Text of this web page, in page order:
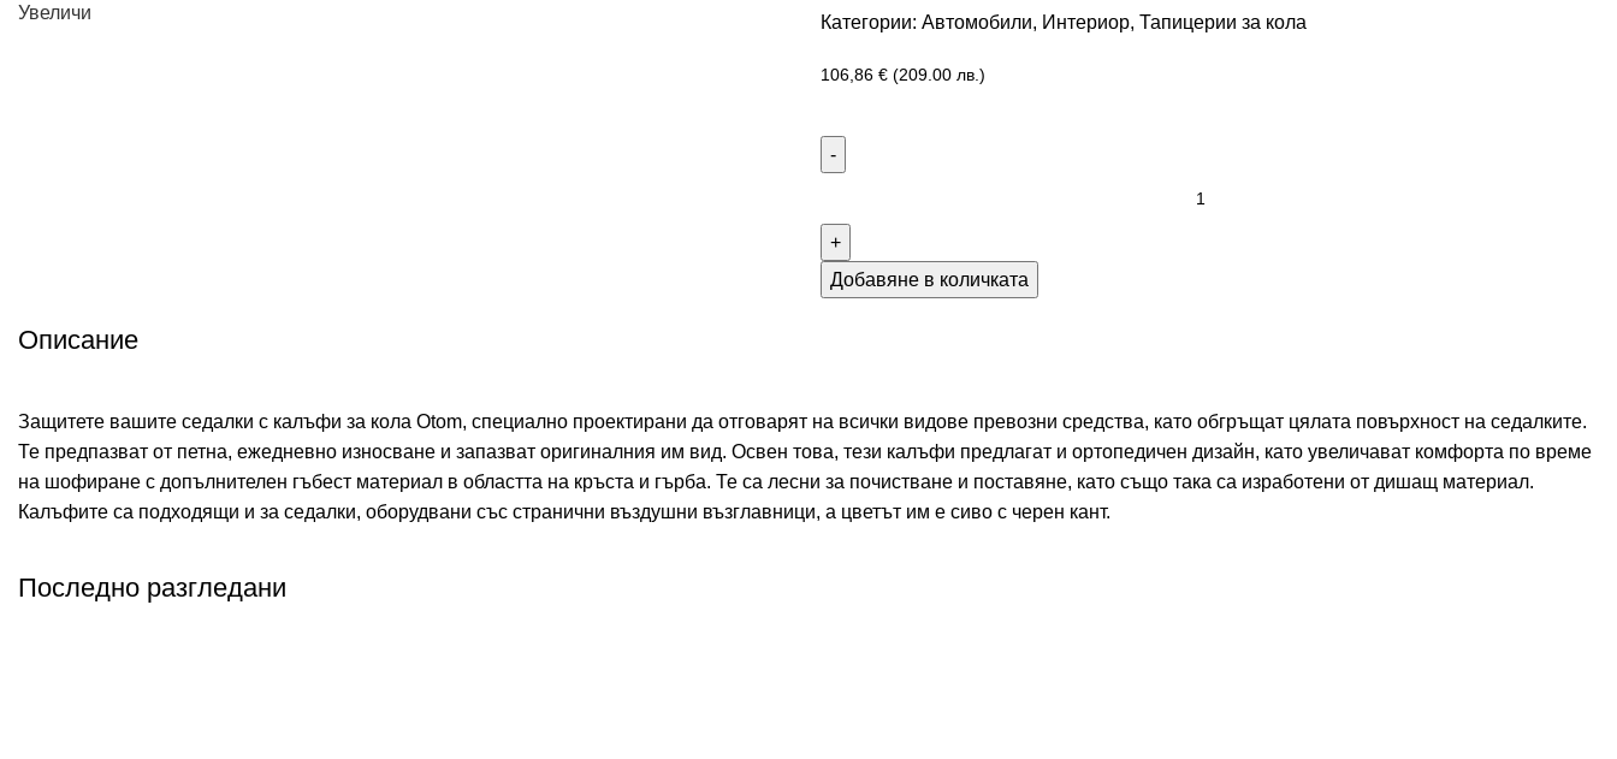
Увеличи Категории: Автомобили, Интериор, Тапицерии за кола
106,86 € (209.00 лв.)
Добавяне в количката
Описание
Защитете вашите седалки с калъфи за кола Otom, специално проектирани да отговарят на всички видове превозни средства, като обгръщат цялата повърхност на седалките.
Те предпазват от петна, ежедневно износване и запазват оригиналния им вид. Освен това, тези калъфи предлагат и ортопедичен дизайн, като увеличават комфорта по време
на шофиране с допълнителен гъбест материал в областта на кръста и гърба. Те са лесни за почистване и поставяне, като също така са изработени от дишащ материал.
Калъфите са подходящи и за седалки, оборудвани със странични въздушни възглавници, а цветът им е сиво с черен кант.
Последно разгледани